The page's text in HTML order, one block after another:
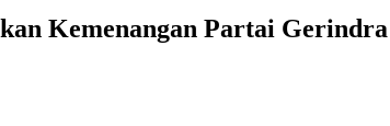
Kemenangan Partai